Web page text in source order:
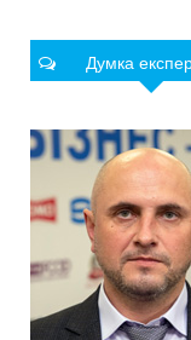
Думка